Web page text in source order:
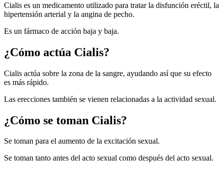
Cialis es un medicamento utilizado para tratar la disfunción eréctil, la
hipertensión arterial y la angina de pecho.
Es un fármaco de acción baja y baja.
¿Cómo actúa Cialis?
Cialis actúa sobre la zona de la sangre, ayudando así que su efecto
es más rápido.
Las erecciones también se vienen relacionadas a la actividad sexual.
¿Cómo se toman Cialis?
Se toman para el aumento de la excitación sexual.
Se toman tanto antes del acto sexual como después del acto sexual.